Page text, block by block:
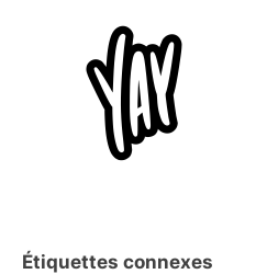
Étiquettes connexes